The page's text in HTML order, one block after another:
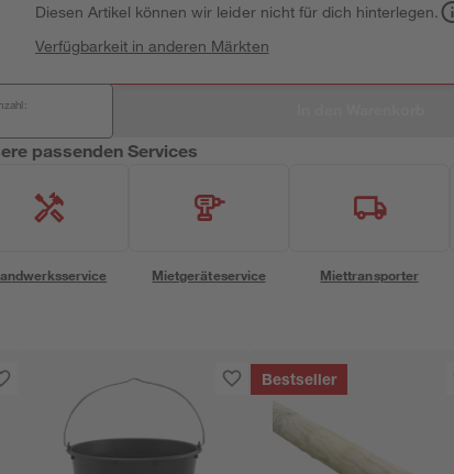
Diesen Artikel können wir leider nicht für dich hinterlegen.
Verfügbarkeit in anderen Märkten
passenden Services
Mietgeräteservice Miettransporter
Bestseller